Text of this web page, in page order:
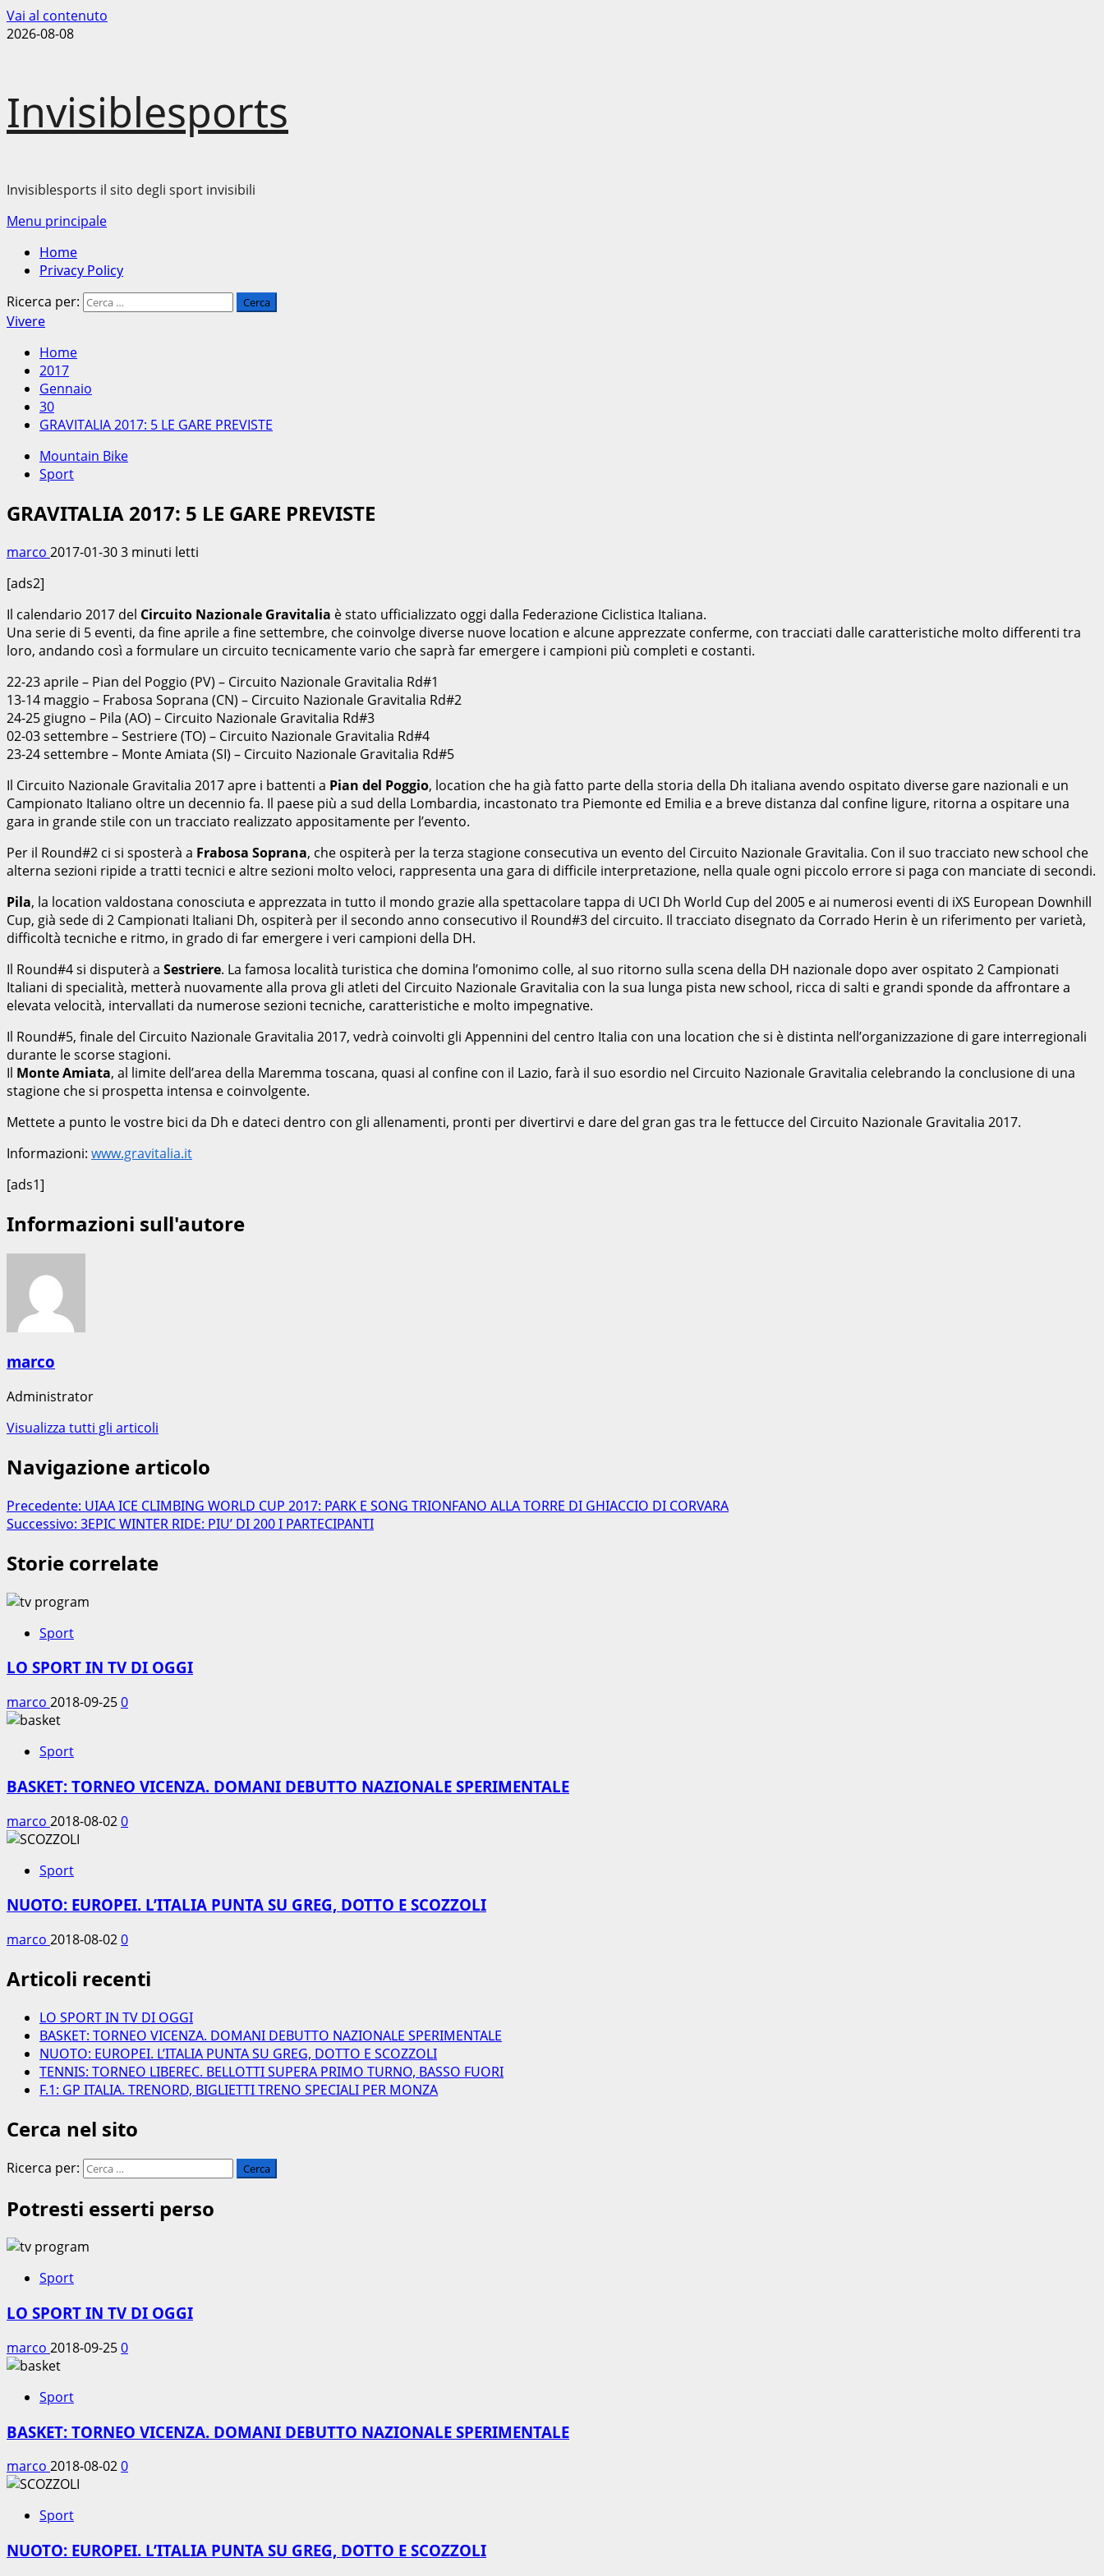
Vai al contenuto
2026-08-08
Invisiblesports
Invisiblesports il sito degli sport invisibili
Menu principale
Home
Privacy Policy
Ricerca per:
Vivere
Home
2017
Gennaio
30
GRAVITALIA 2017: 5 LE GARE PREVISTE
Mountain Bike
Sport
GRAVITALIA 2017: 5 LE GARE PREVISTE
marco 2017-01-303 minuti letti
[ads2]
Il calendario 2017 del Circuito Nazionale Gravitalia è stato ufficializzato oggi dalla Federazione Ciclistica Italiana.
Una serie di 5 eventi, da fine aprile a fine settembre, che coinvolge diverse nuove location e alcune apprezzate conferme, con tracciati dalle caratteristiche molto differenti tra
loro, andando così a formulare un circuito tecnicamente vario che saprà far emergere i campioni più completi e costanti.
22-23 aprile – Pian del Poggio (PV) – Circuito Nazionale Gravitalia Rd#1
13-14 maggio – Frabosa Soprana (CN) – Circuito Nazionale Gravitalia Rd#2
24-25 giugno – Pila (AO) – Circuito Nazionale Gravitalia Rd#3
02-03 settembre – Sestriere (TO) – Circuito Nazionale Gravitalia Rd#4
23-24 settembre – Monte Amiata (SI) – Circuito Nazionale Gravitalia Rd#5
Il Circuito Nazionale Gravitalia 2017 apre i battenti a Pian del Poggio, location che ha già fatto parte della storia della Dh italiana avendo ospitato diverse gare nazionali e un
Campionato Italiano oltre un decennio fa. Il paese più a sud della Lombardia, incastonato tra Piemonte ed Emilia e a breve distanza dal confine ligure, ritorna a ospitare una
gara in grande stile con un tracciato realizzato appositamente per l’evento.
Per il Round#2 ci si sposterà a Frabosa Soprana, che ospiterà per la terza stagione consecutiva un evento del Circuito Nazionale Gravitalia. Con il suo tracciato new school che
alterna sezioni ripide a tratti tecnici e altre sezioni molto veloci, rappresenta una gara di difficile interpretazione, nella quale ogni piccolo errore si paga con manciate di secondi.
Pila, la location valdostana conosciuta e apprezzata in tutto il mondo grazie alla spettacolare tappa di UCI Dh World Cup del 2005 e ai numerosi eventi di iXS European Downhill
Cup, già sede di 2 Campionati Italiani Dh, ospiterà per il secondo anno consecutivo il Round#3 del circuito. Il tracciato disegnato da Corrado Herin è un riferimento per varietà,
difficoltà tecniche e ritmo, in grado di far emergere i veri campioni della DH.
Il Round#4 si disputerà a Sestriere. La famosa località turistica che domina l’omonimo colle, al suo ritorno sulla scena della DH nazionale dopo aver ospitato 2 Campionati
Italiani di specialità, metterà nuovamente alla prova gli atleti del Circuito Nazionale Gravitalia con la sua lunga pista new school, ricca di salti e grandi sponde da affrontare a
elevata velocità, intervallati da numerose sezioni tecniche, caratteristiche e molto impegnative.
Il Round#5, finale del Circuito Nazionale Gravitalia 2017, vedrà coinvolti gli Appennini del centro Italia con una location che si è distinta nell’organizzazione di gare interregionali
durante le scorse stagioni.
Il Monte Amiata, al limite dell’area della Maremma toscana, quasi al confine con il Lazio, farà il suo esordio nel Circuito Nazionale Gravitalia celebrando la conclusione di una
stagione che si prospetta intensa e coinvolgente.
Mettete a punto le vostre bici da Dh e dateci dentro con gli allenamenti, pronti per divertirvi e dare del gran gas tra le fettucce del Circuito Nazionale Gravitalia 2017.
Informazioni: www.gravitalia.it
[ads1]
Informazioni sull'autore
marco
Administrator
Visualizza tutti gli articoli
Navigazione articolo
Precedente: UIAA ICE CLIMBING WORLD CUP 2017: PARK E SONG TRIONFANO ALLA TORRE DI GHIACCIO DI CORVARA
Successivo: 3EPIC WINTER RIDE: PIU’ DI 200 I PARTECIPANTI
Storie correlate
Sport
LO SPORT IN TV DI OGGI
marco 2018-09-250
Sport
BASKET: TORNEO VICENZA. DOMANI DEBUTTO NAZIONALE SPERIMENTALE
marco 2018-08-020
Sport
NUOTO: EUROPEI. L’ITALIA PUNTA SU GREG, DOTTO E SCOZZOLI
marco 2018-08-020
Articoli recenti
LO SPORT IN TV DI OGGI
BASKET: TORNEO VICENZA. DOMANI DEBUTTO NAZIONALE SPERIMENTALE
NUOTO: EUROPEI. L’ITALIA PUNTA SU GREG, DOTTO E SCOZZOLI
TENNIS: TORNEO LIBEREC. BELLOTTI SUPERA PRIMO TURNO, BASSO FUORI
F.1: GP ITALIA. TRENORD, BIGLIETTI TRENO SPECIALI PER MONZA
Cerca nel sito
Ricerca per:
Potresti esserti perso
Sport
LO SPORT IN TV DI OGGI
marco 2018-09-250
Sport
BASKET: TORNEO VICENZA. DOMANI DEBUTTO NAZIONALE SPERIMENTALE
marco 2018-08-020
Sport
NUOTO: EUROPEI. L’ITALIA PUNTA SU GREG, DOTTO E SCOZZOLI